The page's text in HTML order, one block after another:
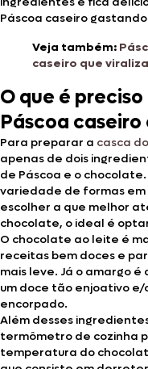
Páscoa caseiro
Veja também:
caseiro que
O que é
Páscoa caseiro
Para preparar a casca
apenas de dois
de Páscoa e o
variedade de formas
escolher a que melhor
chocolate, o ideal é
O chocolate ao leite é
receitas bem doces e
mais leve. Já o amargo
um doce tão enjoativo e/
encorpado.
Além desses
termômetro de cozinha
temperatura do